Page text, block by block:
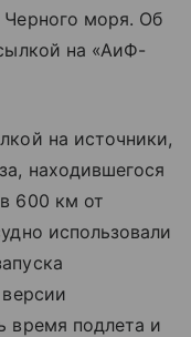
Черного моря. Об
на «АиФ-
на источники,
находившегося
600 км от
использовали
время подлета и